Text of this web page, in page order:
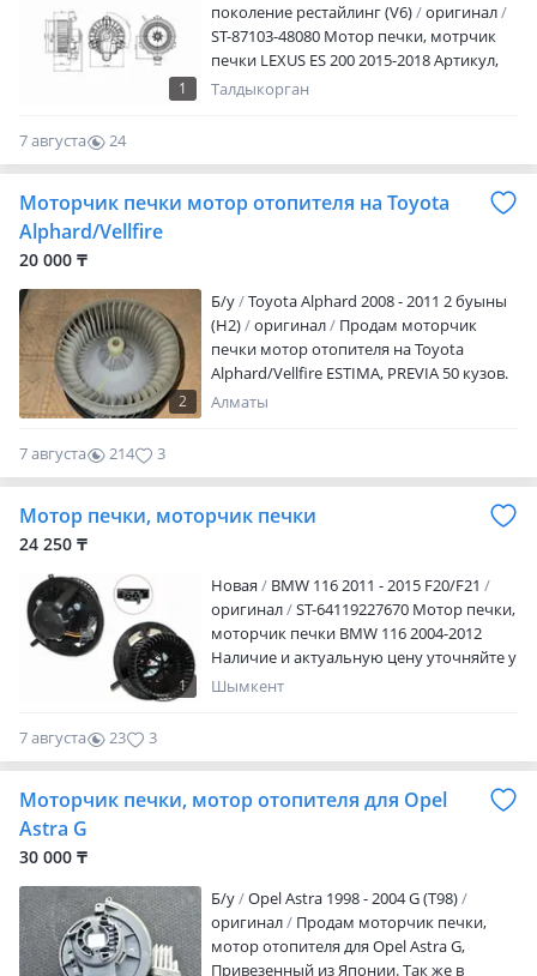
1
поколение рестайлинг (V6)
оригинал
ST-87103-48080 Мотор печки, мотрчик
печки LEXUS ES 200 2015-2018 Артикул,
наименование товара, марка модель
Желтоксан 259 Режим работы: Пн. —
пт.09: 00 — 18: 00 Сб.10: 00 — 17: 00 Вс —
Талдыкорган
7 августа
24
0
Моторчик печки мотор отопителя на Toyota
Alphard/Vellfire
20 000 ₸
2
Б/y
Toyota Alphard 2008 - 2011 2 буыны
(H2)
оригинал
Продам моторчик
печки мотор отопителя на Toyota
Alphard/Vellfire ESTIMA, PREVIA 50 кузов.
Привезенный из Японии. Так же в
Opel Astra, Subaru Outback, Mitsubishi
Lanser X, Mazda MPV LW, Toyota (Тойота)
Celica А также запчасти на заказ на
любые марки авто. Срок доставки 1-14
дней.
Алматы
7 августа 214 3
Мотор печки, моторчик печки
24 250 ₸
1
Новая
BMW 116 2011 - 2015 F20/F21
оригинал
ST-64119227670 Мотор печки,
моторчик печки BMW 116 2004-2012
Наличие и актуальную цену уточняйте у
менеджера
Шымкент
7 августа 23 3
Моторчик печки, мотор отопителя для Opel
Astra G
30 000 ₸
Б/y
Opel Astra 1998 - 2004 G (T98)
оригинал
Продам моторчик печки,
мотор отопителя для Opel Astra G,
Привезенный из Японии. Так же в